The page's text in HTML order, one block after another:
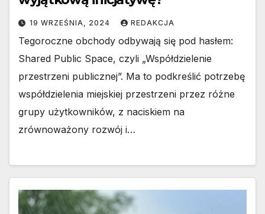
19 WRZEŚNIA, 2024 REDAKCJA
Tegoroczne obchody odbywają się pod hasłem:
Shared Public Space, czyli „Współdzielenie
przestrzeni publicznej”. Ma to podkreślić potrzebę
współdzielenia miejskiej przestrzeni przez różne
grupy użytkowników, z naciskiem na
zrównoważony rozwój i…